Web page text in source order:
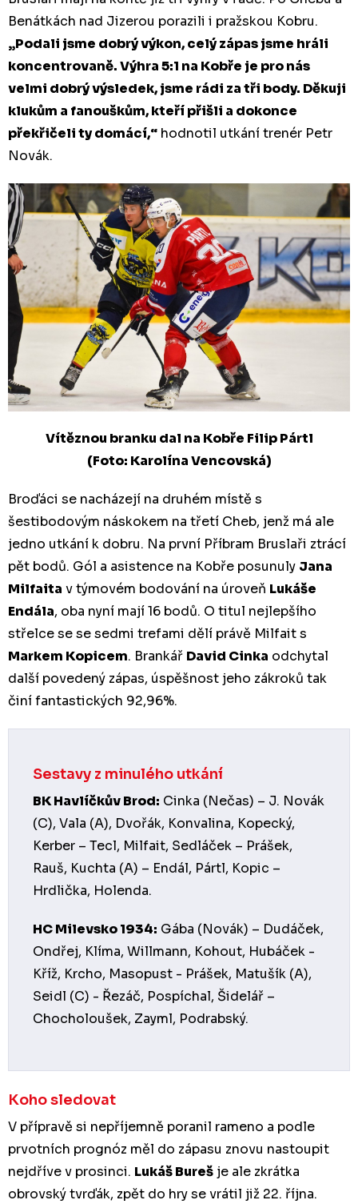
Benátkách nad Jizerou porazili i pražskou Kobru.
„Podali jsme dobrý výkon, celý zápas jsme hráli
koncentrovaně. Výhra 5:1 na Kobře je pro nás
velmi dobrý výsledek, jsme rádi za tři body. Děkuji
klukům a fanouškům, kteří přišli a dokonce
překřičeli ty domácí,“ hodnotil utkání trenér Petr
Novák.
Vítěznou branku dal na Kobře Filip Pártl
(Foto: Karolína Vencovská)
Broďáci se nacházejí na druhém místě s
šestibodovým náskokem na třetí Cheb, jenž má ale
jedno utkání k dobru. Na první Příbram Bruslaři ztrácí
pět bodů. Gól a asistence na Kobře posunuly Jana
Milfaita v týmovém bodování na úroveň Lukáše
Endála, oba nyní mají 16 bodů. O titul nejlepšího
střelce se se sedmi trefami dělí právě Milfait s
Markem Kopicem. Brankář David Cinka odchytal
další povedený zápas, úspěšnost jeho zákroků tak
činí fantastických 92,96%.
Sestavy z minulého utkání
BK Havlíčkův Brod: Cinka (Nečas) – J. Novák
(C), Vala (A), Dvořák, Konvalina, Kopecký,
Kerber – Tecl, Milfait, Sedláček – Prášek,
Rauš, Kuchta (A) – Endál, Pártl, Kopic –
Hrdlička, Holenda.
HC Milevsko 1934: Gába (Novák) – Dudáček,
Ondřej, Klíma, Willmann, Kohout, Hubáček -
Kříž, Krcho, Masopust - Prášek, Matušík (A),
Seidl (C) - Řezáč, Pospíchal, Šidelář –
Chocholoušek, Zayml, Podrabský.
Koho sledovat
V přípravě si nepříjemně poranil rameno a podle
prvotních prognóz měl do zápasu znovu nastoupit
nejdříve v prosinci. Lukáš Bureš je ale zkrátka
obrovský tvrďák, zpět do hry se vrátil již 22. října.